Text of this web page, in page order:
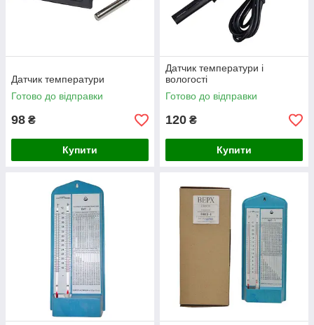
Датчик температури
Готово до відправки
98 ₴
Купити
Датчик температури і
вологості
Готово до відправки
120 ₴
Купити